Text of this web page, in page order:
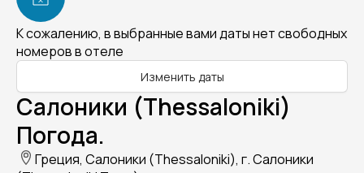
К сожалению, в выбранные вами даты нет свободных
номеров в отеле
Изменить даты
Салоники (Thessaloniki)
Погода.
Греция, Салоники (Thessaloniki), г. Салоники